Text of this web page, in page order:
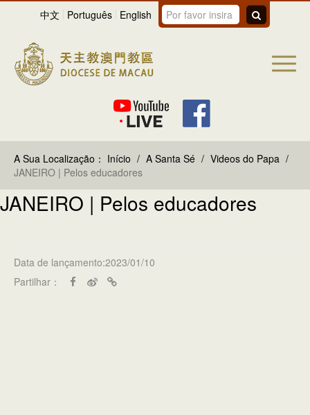
中文 Português English
A Sua Localização： Início / A Santa Sé / Videos do Papa /
JANEIRO | Pelos educadores
JANEIRO | Pelos educadores
Data de lançamento:2023/01/10
Partilhar：